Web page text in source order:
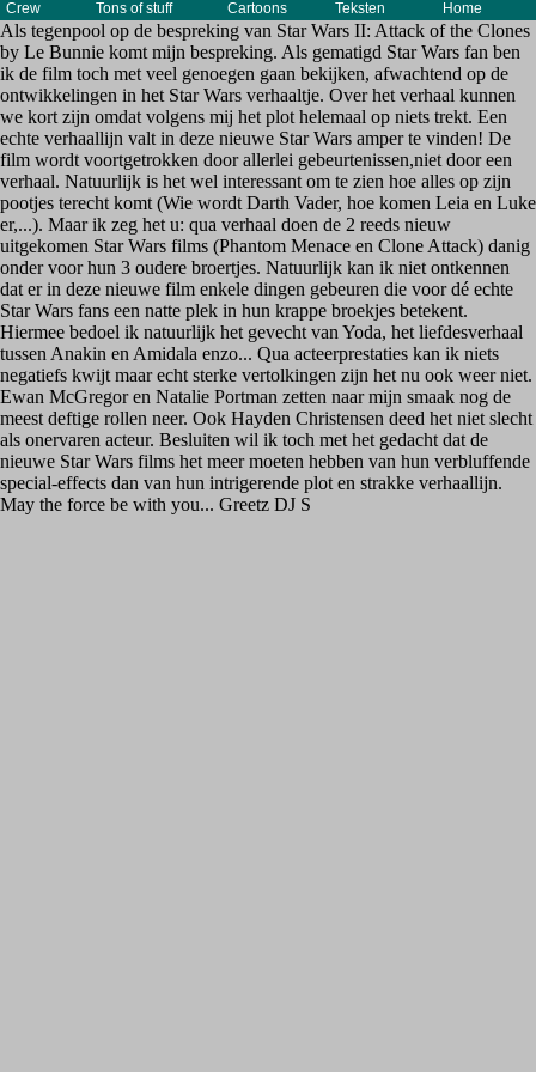
Als tegenpool op de bespreking van Star Wars II: Attack of the Clones
by Le Bunnie komt mijn bespreking. Als gematigd Star Wars fan ben
ik de film toch met veel genoegen gaan bekijken, afwachtend op de
ontwikkelingen in het Star Wars verhaaltje. Over het verhaal kunnen
we kort zijn omdat volgens mij het plot helemaal op niets trekt. Een
echte verhaallijn valt in deze nieuwe Star Wars amper te vinden! De
film wordt voortgetrokken door allerlei gebeurtenissen,niet door een
verhaal. Natuurlijk is het wel interessant om te zien hoe alles op zijn
pootjes terecht komt (Wie wordt Darth Vader, hoe komen Leia en Luke
er,...). Maar ik zeg het u: qua verhaal doen de 2 reeds nieuw
uitgekomen Star Wars films (Phantom Menace en Clone Attack) danig
onder voor hun 3 oudere broertjes. Natuurlijk kan ik niet ontkennen
dat er in deze nieuwe film enkele dingen gebeuren die voor dé echte
Star Wars fans een natte plek in hun krappe broekjes betekent.
Hiermee bedoel ik natuurlijk het gevecht van Yoda, het liefdesverhaal
tussen Anakin en Amidala enzo... Qua acteerprestaties kan ik niets
negatiefs kwijt maar echt sterke vertolkingen zijn het nu ook weer niet.
Ewan McGregor en Natalie Portman zetten naar mijn smaak nog de
meest deftige rollen neer. Ook Hayden Christensen deed het niet slecht
als onervaren acteur. Besluiten wil ik toch met het gedacht dat de
nieuwe Star Wars films het meer moeten hebben van hun verbluffende
special-effects dan van hun intrigerende plot en strakke verhaallijn.
May the force be with you... Greetz DJ S
Crew Tons of stuff Cartoons Teksten Home